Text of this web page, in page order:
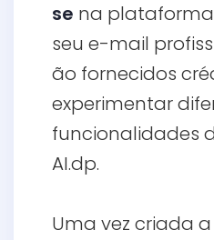
se na
seu e-mail
ão fornecidos
experimentar
funcionalidades
AI.dp.
Uma vez criada